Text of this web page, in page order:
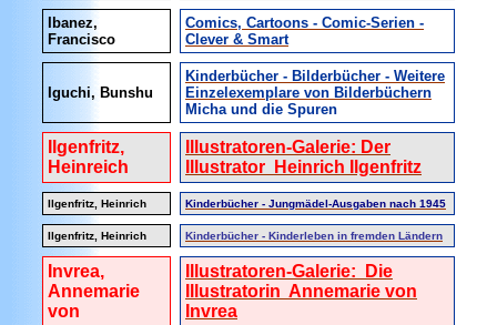
Ibanez,
Francisco
Comics, Cartoons - Comic-Serien -
Clever & Smart
Iguchi, Bunshu
Kinderbücher - Bilderbücher - Weitere
Einzelexemplare von Bilderbüchern
Micha und die Spuren
Ilgenfritz,
Heinreich
Illustratoren-Galerie: Der
Illustrator Heinrich Ilgenfritz
Ilgenfritz, Heinrich Kinderbücher - Jungmädel-Ausgaben nach 1945
Ilgenfritz, Heinrich Kinderbücher - Kinderleben in fremden Ländern
Invrea,
Annemarie
von
Illustratoren-Galerie: Die
Illustratorin Annemarie von
Invrea